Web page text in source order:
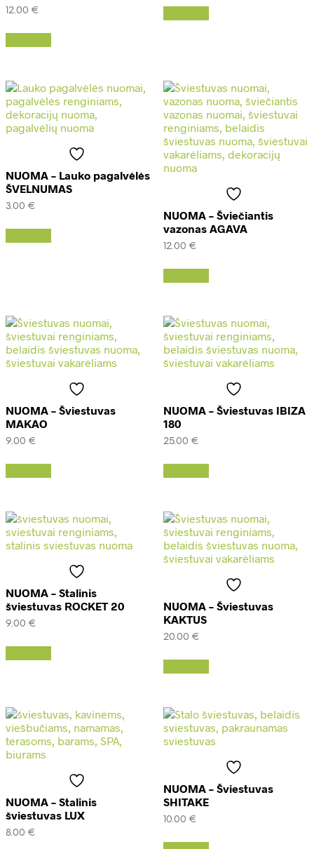
12.00 €
NUOMA – Lauko pagalvėlės
ŠVELNUMAS
3.00 €
NUOMA – Šviečiantis
vazonas AGAVA
12.00 €
NUOMA – Šviestuvas
MAKAO
9.00 €
NUOMA – Šviestuvas IBIZA
180
25.00 €
NUOMA – Stalinis
šviestuvas ROCKET 20
9.00 €
NUOMA – Šviestuvas
KAKTUS
20.00 €
NUOMA – Stalinis
šviestuvas LUX
8.00 €
NUOMA – Šviestuvas
SHITAKE
10.00 €